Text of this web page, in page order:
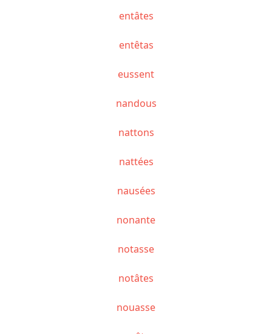
entâtes
entêtas
eussent
nandous
nattons
nattées
nausées
nonante
notasse
notâtes
nouasse